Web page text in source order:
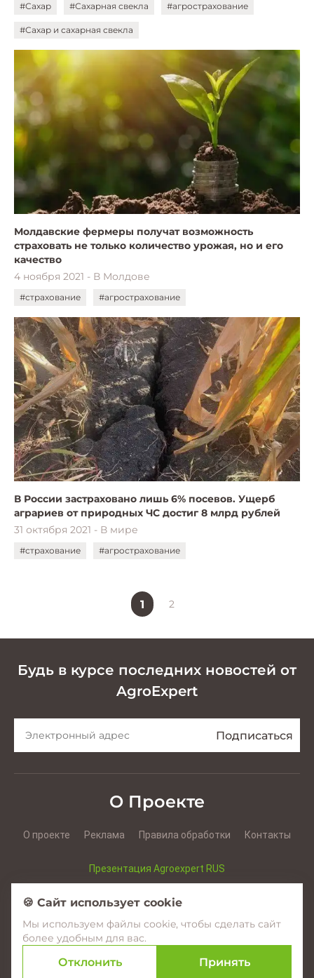
#Сахар #Сахарная свекла #агрострахование
#Сахар и сахарная свекла
Молдавские фермеры получат возможность
страховать не только количество урожая, но и его
качество
4 ноября 2021 - В Молдове
#страхование #агрострахование
В России застраховано лишь 6% посевов. Ущерб
аграриев от природных ЧС достиг 8 млрд рублей
31 октября 2021 - В мире
#страхование #агрострахование
1 2
Будь в курсе последних новостей от
AgroExpert
О Проекте
О проекте Реклама Правила обработки Контакты
Презентация Agroexpert RUS
Facebook YouTube Instagram
© 2017–2026 Agroexpert.md
🍪 Сайт использует cookie
Мы используем файлы cookie, чтобы сделать сайт
более удобным для вас.
Отклонить Принять